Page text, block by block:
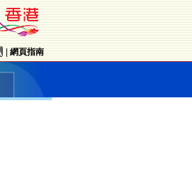
網頁指南